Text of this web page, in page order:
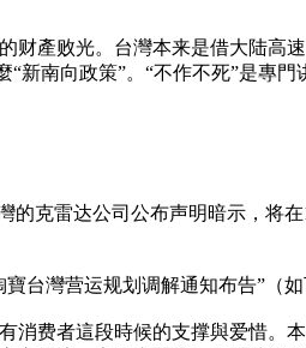
财產败光。台灣本来是借大陆高
新南向政策”。“不作不死”是專門
的克雷达公司公布声明暗示，将
台灣营运规划调解通知布告”（如
费者這段時候的支撑與爱惜。